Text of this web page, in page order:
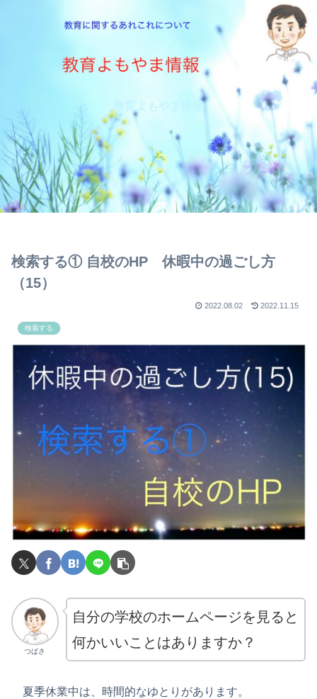
教育よもやま情報
検索する① 自校のHP 休暇中の過ごし方
（15）
2022.08.02 2022.11.15
検索する
つばさ
自分の学校のホームページを見ると
何かいいことはありますか？
夏季休業中は、時間的なゆとりがあります。